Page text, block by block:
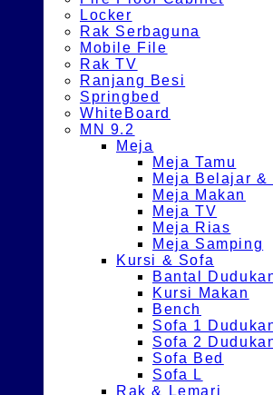
Locker
Rak Serbaguna
Mobile File
Rak TV
Ranjang Besi
Springbed
WhiteBoard
MN 9.2
Meja
Meja Tamu
Meja Belajar &
Meja Makan
Meja TV
Meja Rias
Meja Samping
Kursi & Sofa
Bantal
Kursi Makan
Bench
Sofa 1
Sofa 2
Sofa Bed
Sofa L
Rak & Lemari